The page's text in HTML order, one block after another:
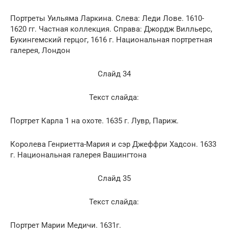
Портреты Уильяма Ларкина. Слева: Леди Лове. 1610-
1620 гг. Частная коллекция. Справа: Джордж Вилльерс,
Букингемский герцог, 1616 г. Национальная портретная
галерея, Лондон
Слайд 34
Текст слайда:
Портрет Карла 1 на охоте. 1635 г. Лувр, Париж.
Королева Генриетта-Мария и сэр Джеффри Хадсон. 1633
г. Национальная галерея Вашингтона
Слайд 35
Текст слайда:
Портрет Марии Медичи. 1631г.